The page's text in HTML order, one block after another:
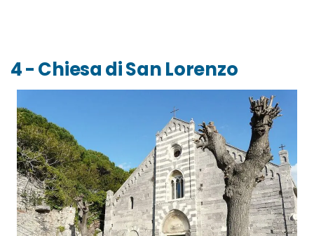
4 - Chiesa di San Lorenzo